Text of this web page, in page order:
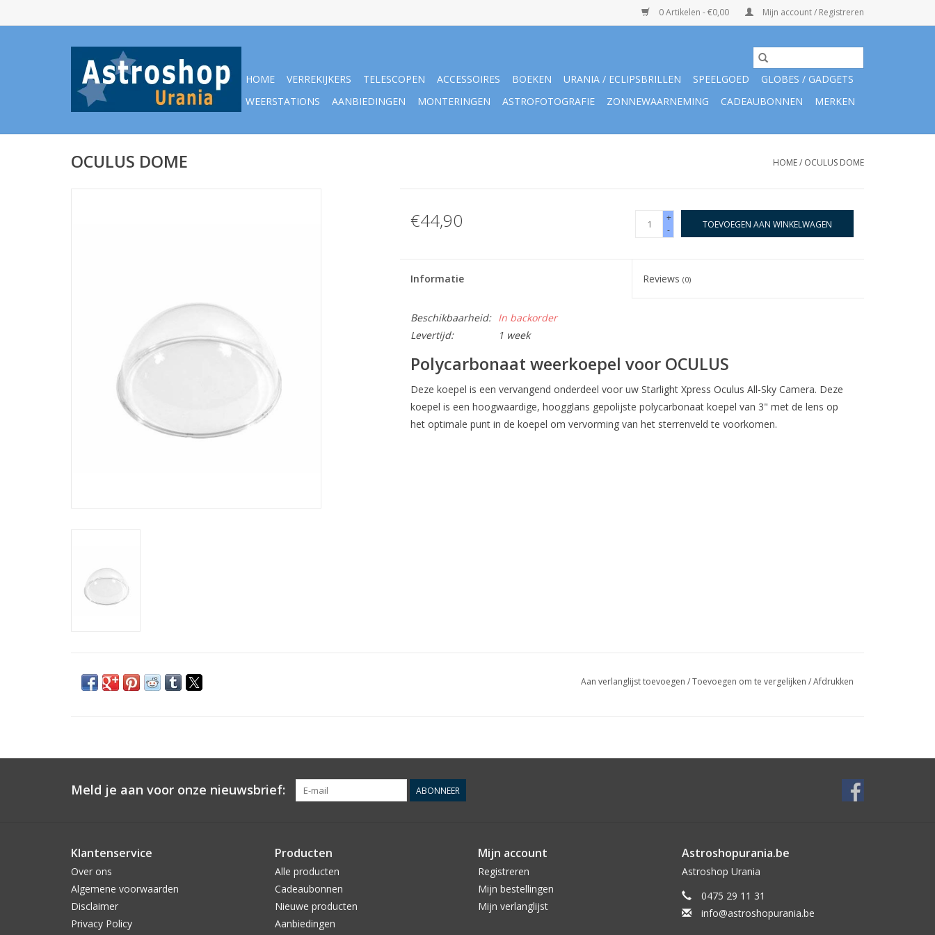
0 Artikelen - €0,00 Mijn account / Registreren
HOME VERREKIJKERS TELESCOPEN ACCESSOIRES BOEKEN URANIA / ECLIPSBRILLEN SPEELGOED
GLOBES / GADGETS
WEERSTATIONS
AANBIEDINGEN MONTERINGEN ASTROFOTOGRAFIE ZONNEWAARNEMING CADEAUBONNEN MERKEN
OCULUS DOME HOME/ OCULUS DOME
€44,90
+
-
TOEVOEGEN AAN WINKELWAGEN
Informatie Reviews(0)
Beschikbaarheid:
In backorder
Levertijd:
1 week
Polycarbonaat weerkoepel voor OCULUS
Deze koepel is een vervangend onderdeel voor uw Starlight Xpress Oculus All-Sky Camera. Deze
koepel is een hoogwaardige, hoogglans gepolijste polycarbonaat koepel van 3" met de lens op
het optimale punt in de koepel om vervorming van het sterrenveld te voorkomen.
Aan verlanglijst toevoegen /Toevoegen om te vergelijken /Afdrukken
Meld je aan voor onze nieuwsbrief: ABONNEER
Klantenservice
Over ons
Algemene voorwaarden
Disclaimer
Privacy Policy
Producten
Alle producten
Cadeaubonnen
Nieuwe producten
Aanbiedingen
Mijn account
Registreren
Mijn bestellingen
Mijn verlanglijst
Astroshopurania.be
Astroshop Urania
0475 29 11 31
info@astroshopurania.be